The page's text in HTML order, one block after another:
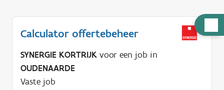
u
Calculator offertebeheer
SYNERGIE KORTRIJK voor een job in
OUDENAARDE
Vaste job